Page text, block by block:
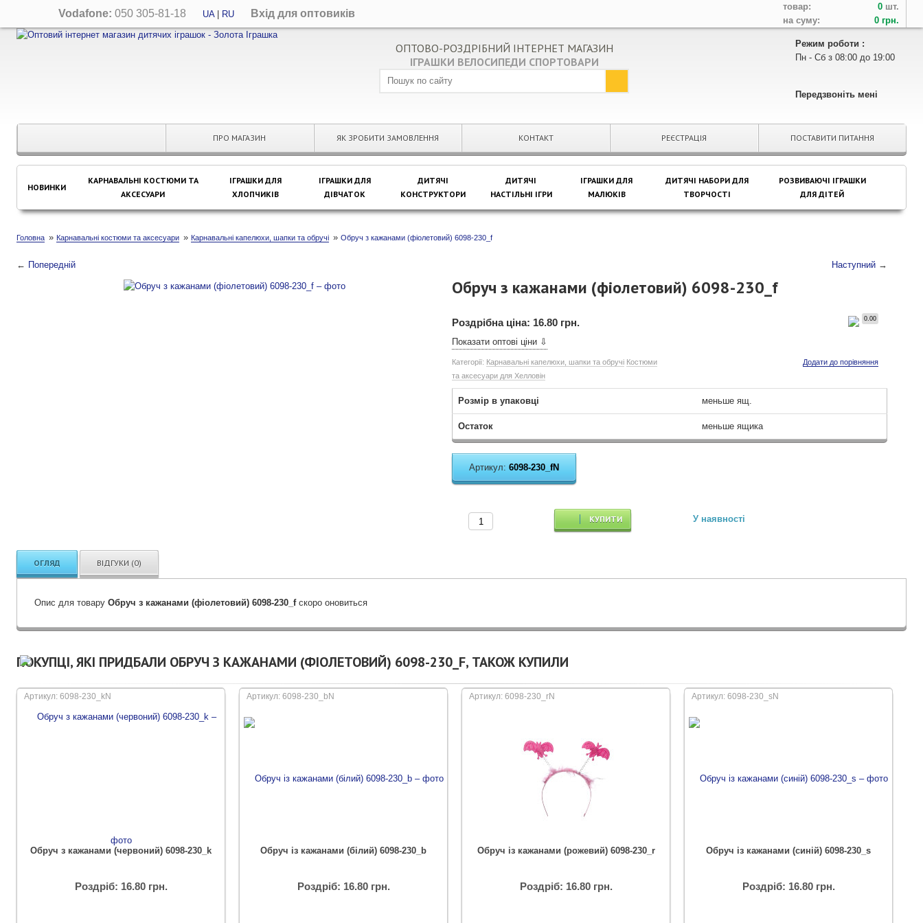
Vodafone: 050 305-81-18 UA| RU Вхід для оптовиків
товар: 0 шт.
на суму:
0 грн.
ОПТОВО-РОЗДРІБНИЙ ІНТЕРНЕТ МАГАЗИН
ІГРАШКИ ВЕЛОСИПЕДИ СПОРТОВАРИ
Режим роботи :
Пн - Сб з 08:00 до 19:00
Передзвоніть мені
ПРО МАГАЗИН ЯК ЗРОБИТИ ЗАМОВЛЕННЯ КОНТАКТ РЕЄСТРАЦІЯ ПОСТАВИТИ ПИТАННЯ
НОВИНКИ
КАРНАВАЛЬНІ КОСТЮМИ ТА
АКСЕСУАРИ
ІГРАШКИ ДЛЯ
ХЛОПЧИКІВ
ІГРАШКИ ДЛЯ
ДІВЧАТОК
ДИТЯЧІ
КОНСТРУКТОРИ
ДИТЯЧІ
НАСТІЛЬНІ ІГРИ
ІГРАШКИ ДЛЯ
МАЛЮКІВ
ДИТЯЧІ НАБОРИ ДЛЯ
ТВОРЧОСТІ
РОЗВИВАЮЧІ ІГРАШКИ
ДЛЯ ДІТЕЙ
Головна » Карнавальні костюми та аксесуари » Карнавальні капелюхи, шапки та обручі » Обруч з кажанами (фіолетовий) 6098-230_f
← Попередній Наступний →
Обруч з кажанами (фіолетовий) 6098-230_f
Роздрібна ціна: 16.80 грн.
Показати оптові ціни ⇩
0.00
Категорії: Карнавальні капелюхи, шапки та обручі Костюми
та аксесуари для Хелловін
Додати до порівняння
Розмір в упаковці меньше ящ.
Остаток меньше ящика
Артикул:6098-230_fN
КУПИТИ У наявності
ОГЛЯД ВІДГУКИ (0)
Опис для товару Обруч з кажанами (фіолетовий) 6098-230_fскоро оновиться
ПОКУПЦІ, ЯКІ ПРИДБАЛИ ОБРУЧ З КАЖАНАМИ (ФІОЛЕТОВИЙ) 6098-230_F, ТАКОЖ КУПИЛИ
Артикул: 6098-230_kN
Обруч з кажанами (червоний) 6098-230_k
Роздріб: 16.80 грн.
Артикул: 6098-230_bN
Обруч із кажанами (білий) 6098-230_b
Роздріб: 16.80 грн.
Артикул: 6098-230_rN
Обруч із кажанами (рожевий) 6098-230_r
Роздріб: 16.80 грн.
Артикул: 6098-230_sN
Обруч із кажанами (синій) 6098-230_s
Роздріб: 16.80 грн.